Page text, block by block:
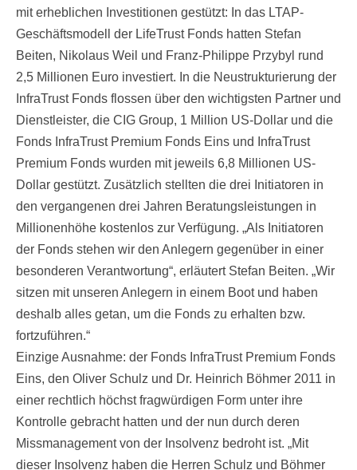
mit erheblichen Investitionen gestützt: In das LTAP-
Geschäftsmodell der LifeTrust Fonds hatten Stefan
Beiten, Nikolaus Weil und Franz-Philippe Przybyl rund
2,5 Millionen Euro investiert. In die Neustrukturierung der
InfraTrust Fonds flossen über den wichtigsten Partner und
Dienstleister, die CIG Group, 1 Million US-Dollar und die
Fonds InfraTrust Premium Fonds Eins und InfraTrust
Premium Fonds wurden mit jeweils 6,8 Millionen US-
Dollar gestützt. Zusätzlich stellten die drei Initiatoren in
den vergangenen drei Jahren Beratungsleistungen in
Millionenhöhe kostenlos zur Verfügung. „Als Initiatoren
der Fonds stehen wir den Anlegern gegenüber in einer
besonderen Verantwortung“, erläutert Stefan Beiten. „Wir
sitzen mit unseren Anlegern in einem Boot und haben
deshalb alles getan, um die Fonds zu erhalten bzw.
fortzuführen.“
Einzige Ausnahme: der Fonds InfraTrust Premium Fonds
Eins, den Oliver Schulz und Dr. Heinrich Böhmer 2011 in
einer rechtlich höchst fragwürdigen Form unter ihre
Kontrolle gebracht hatten und der nun durch deren
Missmanagement von der Insolvenz bedroht ist. „Mit
dieser Insolvenz haben die Herren Schulz und Böhmer